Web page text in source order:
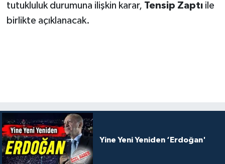
tutukluluk durumuna ilişkin karar, Tensip Zaptıile
birlikte açıklanacak.
Yine Yeni Yeniden ‘Erdoğan'